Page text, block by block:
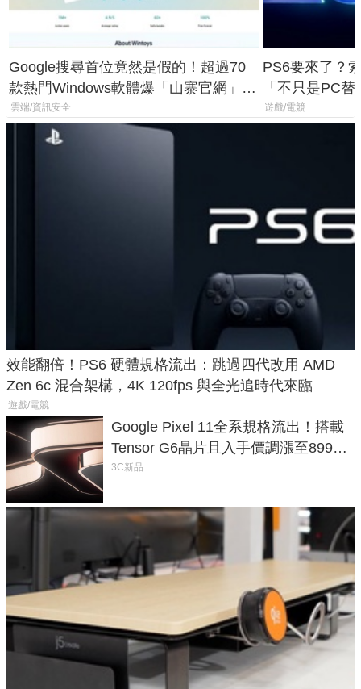
Google搜尋首位竟然是假的！超過70
款熱門Windows軟體爆「山寨官網」危
機
雲端/資訊安全
PS6要來了？
「不只是PC
廳、進軍電競
遊戲/電競
效能翻倍！PS6 硬體規格流出：跳過四代改用 AMD
Zen 6c 混合架構，4K 120fps 與全光追時代來臨
遊戲/電競
Google Pixel 11全系規格流出！搭載
Tensor G6晶片且入手價調漲至899美
元
3C新品